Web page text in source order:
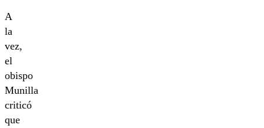
A
la
vez,
el
obispo
Munilla
criticó
que